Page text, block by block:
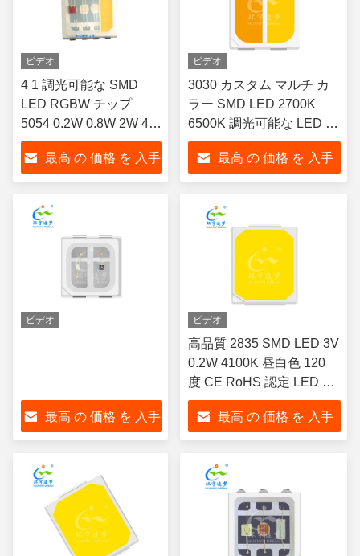
ビデオ
4 1 調光可能な SMD
LED RGBW チップ
5054 0.2W 0.8W 2W 4W
ハイパワーに付き
最高 の 価格 を 入手
ビデオ
3030 カスタム マルチ カ
ラー SMD LED 2700K
6500K 調光可能な LED チ
ップ
最高 の 価格 を 入手
ビデオ
最高 の 価格 を 入手
ビデオ
高品質 2835 SMD LED 3V
0.2W 4100K 昼白色 120
度 CE RoHS 認定 LED コ
ンポーネント
最高 の 価格 を 入手